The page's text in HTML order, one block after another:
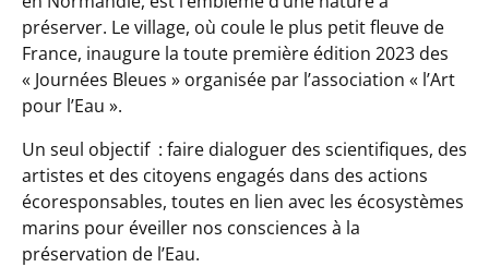
préserver. Le village, où coule le plus petit fleuve de
France, inaugure la toute première édition 2023 des
« Journées Bleues » organisée par l’association « l’Art
pour l’Eau ».
Un seul objectif : faire dialoguer des scientifiques, des
artistes et des citoyens engagés dans des actions
écoresponsables, toutes en lien avec les écosystèmes
marins pour éveiller nos consciences à la
préservation de l’Eau.